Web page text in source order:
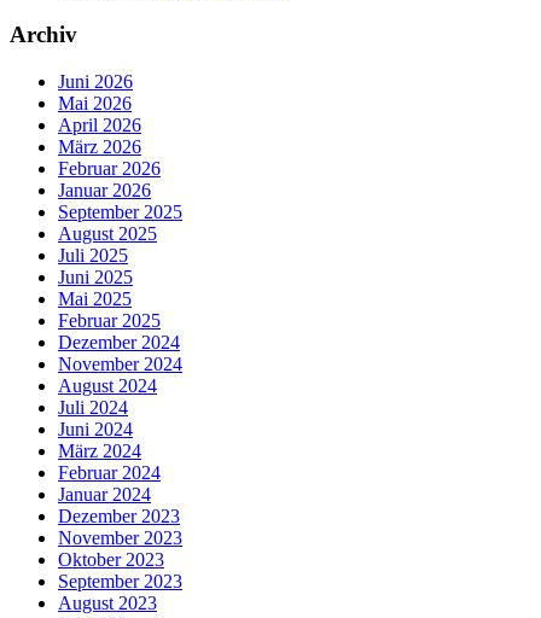
Archiv
Juni 2026
Mai 2026
April 2026
März 2026
Februar 2026
Januar 2026
September 2025
August 2025
Juli 2025
Juni 2025
Mai 2025
Februar 2025
Dezember 2024
November 2024
August 2024
Juli 2024
Juni 2024
März 2024
Februar 2024
Januar 2024
Dezember 2023
November 2023
Oktober 2023
September 2023
August 2023